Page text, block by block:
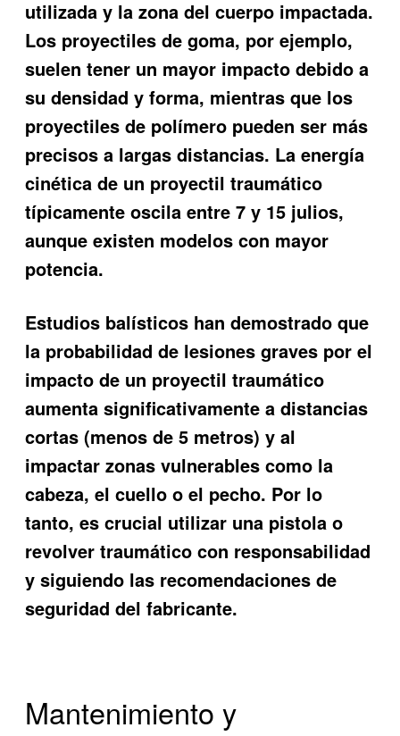
utilizada y la zona del cuerpo impactada.
Los proyectiles de goma, por ejemplo,
suelen tener un mayor impacto debido a
su densidad y forma, mientras que los
proyectiles de polímero pueden ser más
precisos a largas distancias. La energía
cinética de un proyectil traumático
típicamente oscila entre 7 y 15 julios,
aunque existen modelos con mayor
potencia.
Estudios balísticos han demostrado que
la probabilidad de lesiones graves por el
impacto de un proyectil traumático
aumenta significativamente a distancias
cortas (menos de 5 metros) y al
impactar zonas vulnerables como la
cabeza, el cuello o el pecho. Por lo
tanto, es crucial utilizar una pistola o
revolver traumático con responsabilidad
y siguiendo las recomendaciones de
seguridad del fabricante.
Mantenimiento y